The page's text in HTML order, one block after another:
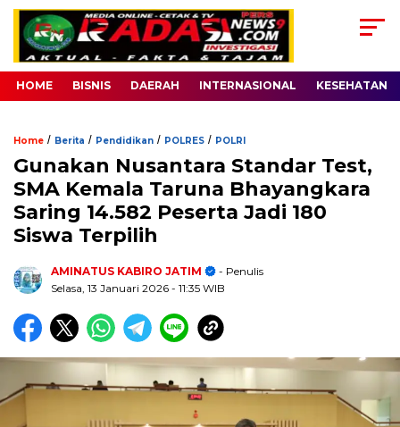
HOME BISNIS DAERAH INTERNASIONAL KESEHATAN
Home / Berita / Pendidikan / POLRES / POLRI
Gunakan Nusantara Standar Test,
SMA Kemala Taruna Bhayangkara
Saring 14.582 Peserta Jadi 180
Siswa Terpilih
AMINATUS KABIRO JATIM
- Penulis
Selasa, 13 Januari 2026 - 11:35 WIB